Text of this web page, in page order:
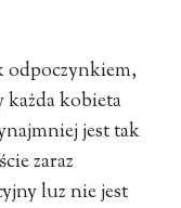
odpoczynkiem,
każda kobieta
jest tak
zaraz
luz nie jest